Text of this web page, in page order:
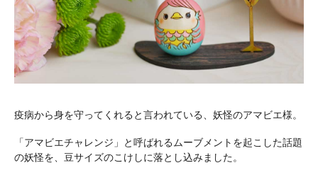
疫病から身を守ってくれると言われている、妖怪のアマビエ様。
「アマビエチャレンジ」と呼ばれるムーブメントを起こした話題
の妖怪を、豆サイズのこけしに落とし込みました。